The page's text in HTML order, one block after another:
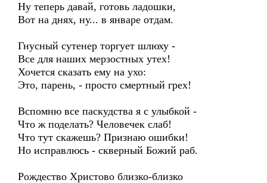
Ну теперь давай, готовь ладошки,
Вот на днях, ну... в январе отдам.
Гнусный сутенер торгует шлюху -
Все для наших мерзостных утех!
Хочется сказать ему на ухо:
Это, парень, - просто смертный грех!
Вспомню все паскудства я с улыбкой -
Что ж поделать? Человечек слаб!
Что тут скажешь? Признаю ошибки!
Но исправлюсь - скверный Божий раб.
Рождество Христово близко-близко